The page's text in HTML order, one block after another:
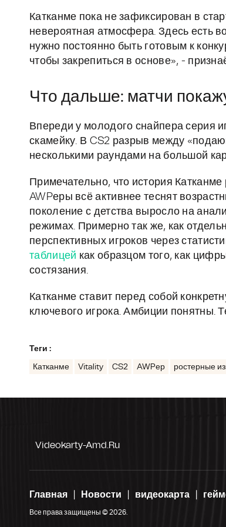
Катканме пока не зафиксирован в
невероятная атмосфера. Здесь есть
нужно постоянно быть готовым к
чтобы закрепиться в основе», -
Что дальше: матчи
Впереди у молодого снайпера серия
скамейку. В CS2 разрыв между
несколькими раундами на большой
Примечательно, что история
AWPеры всё активнее теснят
поколение с детства выросло на
режимах. Примерно так же, как
перспективных игроков через
таблицей как образцом того, как
состязания.
Катканме ставит перед собой
ключевого игрока. Амбиции понятны.
Теги :
Катканме Vitality CS2 AWPер ростерные
Videokarty-Amd.ru
Главная Новости видеокарта
Все права защищены © 2026.